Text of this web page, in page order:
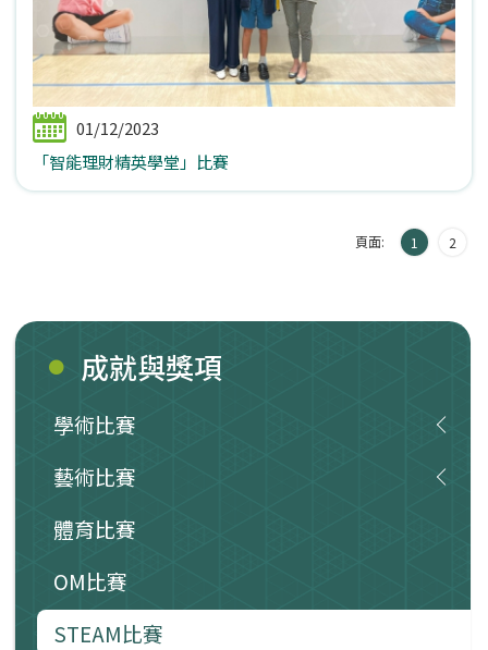
01/12/2023
「智能理財精英學堂」比賽
頁面: 1 2
成就與獎項
學術比賽
藝術比賽
體育比賽
OM比賽
STEAM比賽